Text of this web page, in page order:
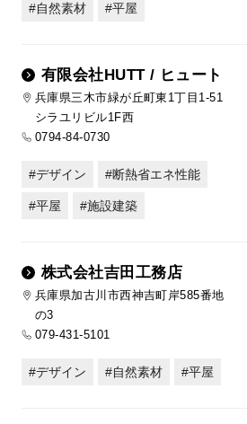
自然素材 平屋
有限会社HUTT / ヒュート
兵庫県三木市緑が丘町東1丁目1-51
シラユリビル1F西
0794-84-0730
デザイン 断熱省エネ性能
平屋 施設建築
株式会社吉田工務店
兵庫県加古川市西神吉町岸585番地
の3
079-431-5101
デザイン 自然素材 平屋